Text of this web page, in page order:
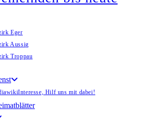
Eger
Aussig
Troppau
Interesse, Hilf uns mit dabei!